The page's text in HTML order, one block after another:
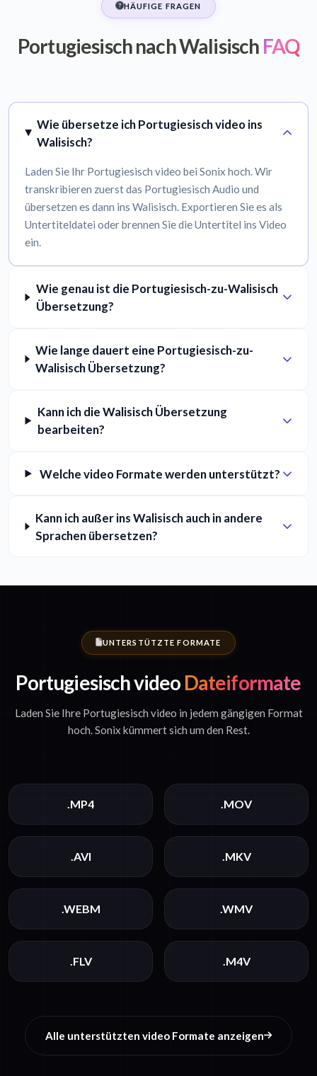
HÄUFIGE FRAGEN
Portugiesisch nach Walisisch FAQ
Wie übersetze ich Portugiesisch video ins
Walisisch?
Laden Sie Ihr Portugiesisch video bei Sonix hoch. Wir
transkribieren zuerst das Portugiesisch Audio und
übersetzen es dann ins Walisisch. Exportieren Sie es als
Untertiteldatei oder brennen Sie die Untertitel ins Video
ein.
Wie genau ist die Portugiesisch-zu-Walisisch
Übersetzung?
Wie lange dauert eine Portugiesisch-zu-
Walisisch Übersetzung?
Kann ich die Walisisch Übersetzung
bearbeiten?
Welche video Formate werden unterstützt?
Kann ich außer ins Walisisch auch in andere
Sprachen übersetzen?
UNTERSTÜTZTE FORMATE
Portugiesisch video Dateiformate
Laden Sie Ihre Portugiesisch video in jedem gängigen Format
hoch. Sonix kümmert sich um den Rest.
.MP4 .MOV
.AVI .MKV
.WEBM .WMV
.FLV .M4V
Alle unterstützten video Formate anzeigen